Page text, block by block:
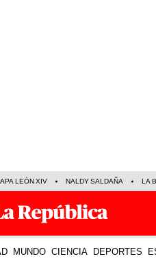
LEÓN XIV NALDY SALDAÑA LA
MUNDO CIENCIA DEPORTES